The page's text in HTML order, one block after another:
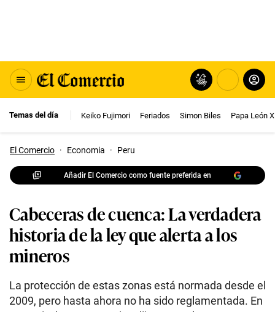
Temas del día Keiko Fujimori Feriados Simon Biles Papa León
El Comercio · Economia · Peru
Añadir El Comercio como fuente preferida en
Cabeceras de cuenca: La verdadera
historia de la ley que alerta a los
mineros
La protección de estas zonas está normada desde el
2009, pero hasta ahora no ha sido reglamentada. En